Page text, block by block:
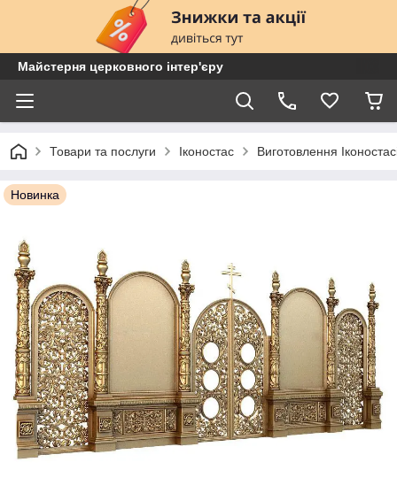
Майстерня церковного інтер'єру
Товари та послуги Іконостас Виготовлення
Новинка